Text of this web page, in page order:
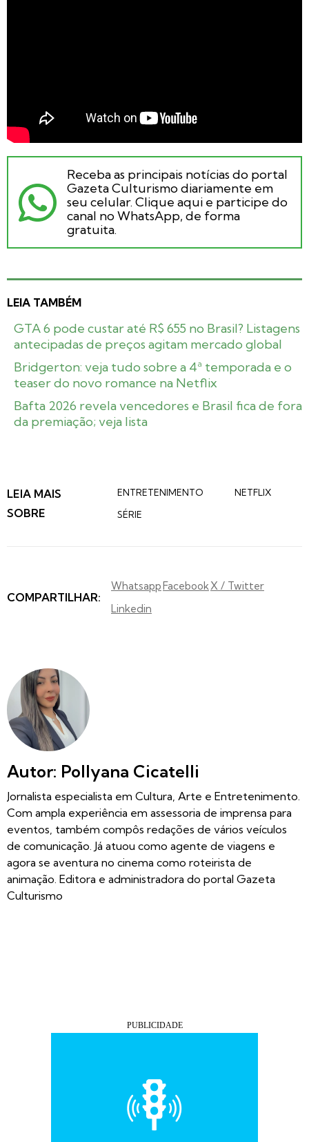
Receba as principais notícias do portal
Gazeta Culturismo diariamente em
seu celular. Clique aqui e participe do
canal no WhatsApp, de forma
gratuita.
LEIA TAMBÉM
GTA 6 pode custar até R$ 655 no Brasil? Listagens
antecipadas de preços agitam mercado global
Bridgerton: veja tudo sobre a 4ª temporada e o
teaser do novo romance na Netflix
Bafta 2026 revela vencedores e Brasil fica de fora
da premiação; veja lista
LEIA MAIS
SOBRE
ENTRETENIMENTO
NETFLIX
SÉRIE
COMPARTILHAR:
Whatsapp FacebookX / Twitter
Linkedin
Autor: Pollyana Cicatelli
Jornalista especialista em Cultura, Arte e Entretenimento.
Com ampla experiência em assessoria de imprensa para
eventos, também compôs redações de vários veículos
de comunicação. Já atuou como agente de viagens e
agora se aventura no cinema como roteirista de
animação. Editora e administradora do portal Gazeta
Culturismo